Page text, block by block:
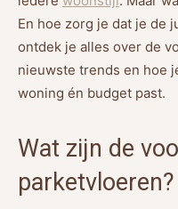
En hoe zorg je dat je de
ontdek je alles over de
nieuwste trends en hoe
woning én budget past.
Wat zijn de
parketvloeren?